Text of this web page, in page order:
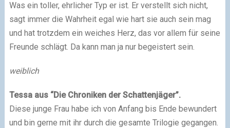
Was ein toller, ehrlicher Typ er ist. Er verstellt sich nicht,
sagt immer die Wahrheit egal wie hart sie auch sein mag
und hat trotzdem ein weiches Herz, das vor allem für seine
Freunde schlägt. Da kann man ja nur begeistert sein.
weiblich
Tessa aus “Die Chroniken der Schattenjäger”.
Diese junge Frau habe ich von Anfang bis Ende bewundert
und bin gerne mit ihr durch die gesamte Trilogie gegangen.